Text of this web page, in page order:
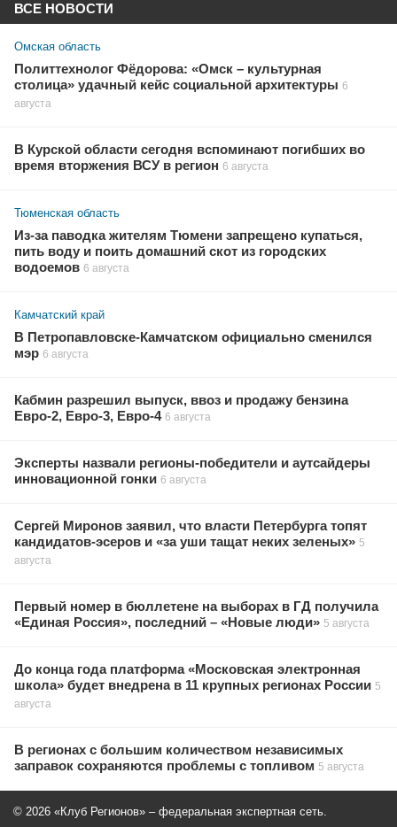
ВСЕ НОВОСТИ
Омская область
Политтехнолог Фёдорова: «Омск – культурная
столица» удачный кейс социальной архитектуры 6
августа
В Курской области сегодня вспоминают погибших во
время вторжения ВСУ в регион 6 августа
Тюменская область
Из-за паводка жителям Тюмени запрещено купаться,
пить воду и поить домашний скот из городских
водоемов 6 августа
Камчатский край
В Петропавловске-Камчатском официально сменился
мэр 6 августа
Кабмин разрешил выпуск, ввоз и продажу бензина
Евро-2, Евро-3, Евро-4 6 августа
Эксперты назвали регионы-победители и аутсайдеры
инновационной гонки 6 августа
Сергей Миронов заявил, что власти Петербурга топят
кандидатов-эсеров и «за уши тащат неких зеленых» 5
августа
Первый номер в бюллетене на выборах в ГД получила
«Единая Россия», последний – «Новые люди» 5 августа
До конца года платформа «Московская электронная
школа» будет внедрена в 11 крупных регионах России 5
августа
В регионах с большим количеством независимых
заправок сохраняются проблемы с топливом 5 августа
© 2026 «Клуб Регионов» – федеральная экспертная сеть.